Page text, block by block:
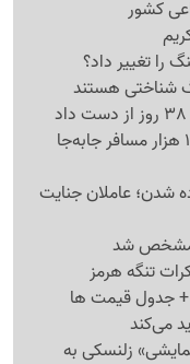
را تغییر داد؟
شناختی هستند
رشد 15 درصدی سفر به کیش؛ بیش از 11 هزار مسافر جابه‌جا
شدن؛ عاملان جنایت
مشخص شد
تنگه هرمز
می‌کند
زلنسکی به